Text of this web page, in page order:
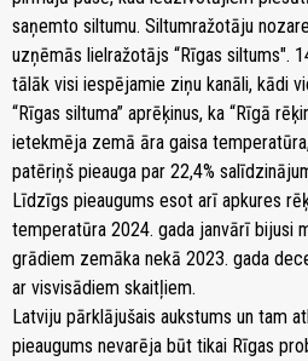
saņemto siltumu. Siltumražotāju
uzņēmās lielražotājs “Rīgas siltums".
tālāk visi iespējamie ziņu kanāli, kādi
“Rīgas siltuma” aprēķinus, ka “Rīgā
ietekmēja zemā āra gaisa
patēriņš pieauga par 22,4%
Līdzīgs pieaugums esot arī apkures
temperatūra 2024. gada janvārī bijusi
grādiem zemāka nekā 2023. gada
ar visvisādiem skaitļiem.
Latviju pārklājušais aukstums un tam
pieaugums nevarēja būt tikai Rīgas